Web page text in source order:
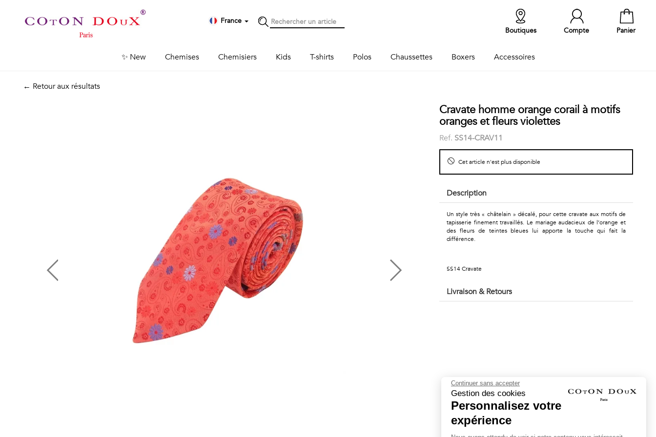
France
Panier
Compte
Boutiques
✨ New Chemises Chemisiers Kids T-shirts Polos Chaussettes Boxers Accessoires
← Retour aux résultats
Cravate homme orange corail à motifs
oranges et fleurs violettes
Ref. SS14-CRAV11
Cet article n'est plus disponible
Description
Un style très « châtelain » décalé, pour cette cravate aux motifs de
tapisserie finement travaillés. Le mariage audacieux de l’orange et
des fleurs de teintes bleues lui apporte la touche qui fait la
différence.
SS14 Cravate
Livraison & Retours
Continuer sans accepter
Gestion des cookies
Personnalisez votre
expérience